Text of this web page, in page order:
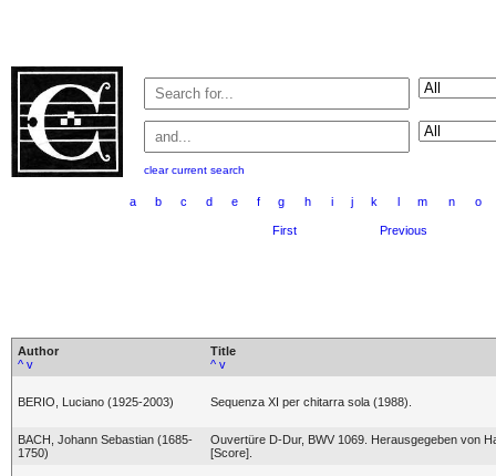
clear current search
a b c d e f g h i j k l m n o
First Previous
Author
^ v
Title
^ v
BERIO, Luciano (1925-2003) Sequenza XI per chitarra sola (1988).
BACH, Johann Sebastian (1685-
1750)
Ouvertüre D-Dur, BWV 1069. Herausgegeben von
[Score].